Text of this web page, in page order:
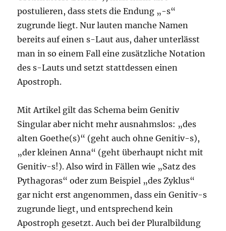
postulieren, dass stets die Endung „-s“
zugrunde liegt. Nur lauten manche Namen
bereits auf einen s-Laut aus, daher unterlässt
man in so einem Fall eine zusätzliche Notation
des s-Lauts und setzt stattdessen einen
Apostroph.
Mit Artikel gilt das Schema beim Genitiv
Singular aber nicht mehr ausnahmslos: „des
alten Goethe(s)“ (geht auch ohne Genitiv-s),
„der kleinen Anna“ (geht überhaupt nicht mit
Genitiv-s!). Also wird in Fällen wie „Satz des
Pythagoras“ oder zum Beispiel „des Zyklus“
gar nicht erst angenommen, dass ein Genitiv-s
zugrunde liegt, und entsprechend kein
Apostroph gesetzt. Auch bei der Pluralbildung